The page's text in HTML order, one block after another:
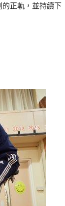
正軌，並持續下